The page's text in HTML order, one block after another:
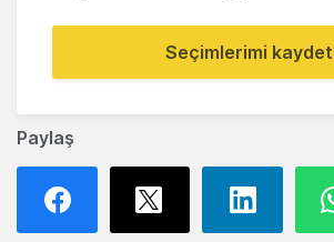
Paylaş
Seçimlerimi kaydet